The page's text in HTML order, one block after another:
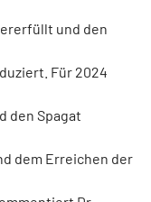
und den
Für 2024
den Spagat
dem Erreichen der